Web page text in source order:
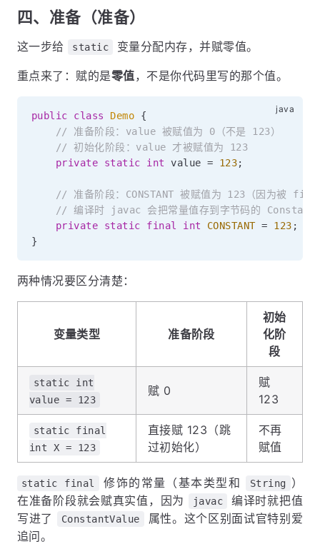
四、准备（准备）
这一步给 static 变量分配内存，并赋零值。
重点来了：赋的是零值，不是你代码里写的那个值。
public class Demo
{
// 准备阶段：value 被赋值为 0（不是 123）
// 初始化阶段：value 才被赋值为 123
private
static int value = 123;
// 准备阶段：CONSTANT 被赋值为 123（因为被
// 编译时 javac 会把常量值存到字节码的
private
static final int CONSTANT = 123 ;
}
两种情况要区分清楚：
变量类型 准备阶段
初始
化阶
段
static int
value = 123
赋 0
赋
123
static final
int X = 123
直接赋 123（跳
过初始化）
不再
赋值
static final 修饰的常量（基本类型和 String
）
在准备阶段就会赋真实值，因为
javac
编译时就把值
写进了
ConstantValue
属性。这个区别面试官特别爱
追问。